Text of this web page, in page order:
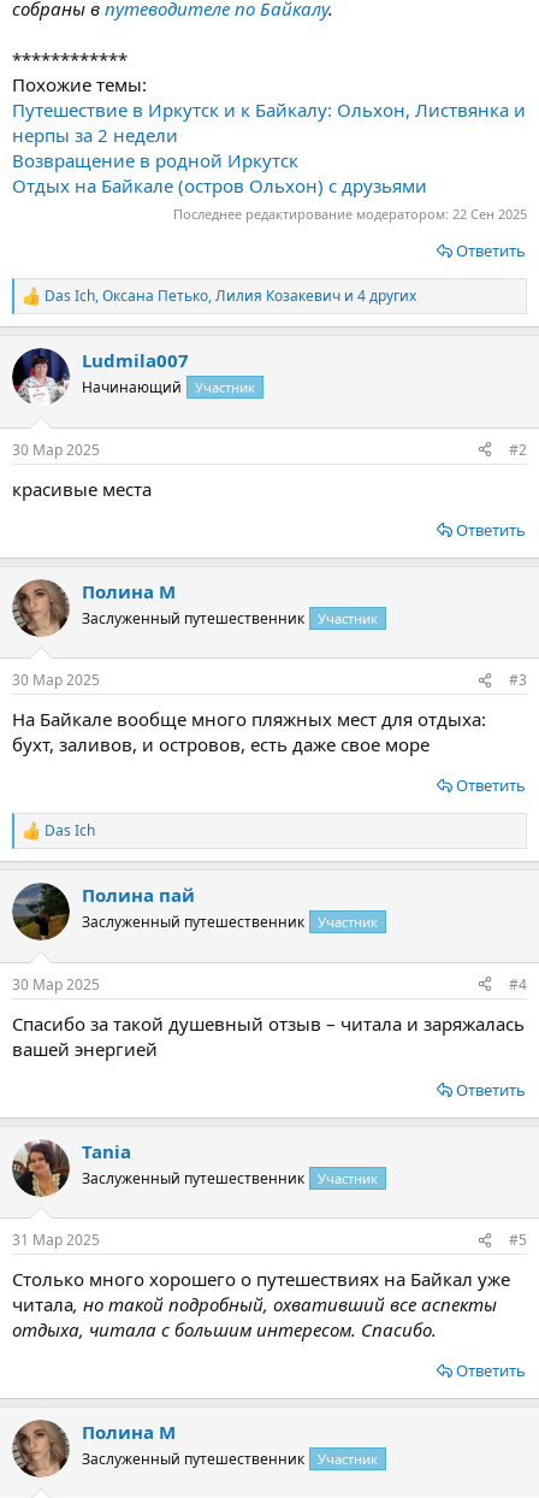
собраны в путеводителе по Байкалу.
************
Похожие темы:
Путешествие в Иркутск и к Байкалу: Ольхон, Листвянка и
нерпы за 2 недели
Возвращение в родной Иркутск
Отдых на Байкале (остров Ольхон) с друзьями
Последнее редактирование модератором: 22 Сен 2025
Ответить
Р
е
к
ц
и
Das Ich,Оксана Петько,Лилия Козакевич и 4 других
Ludmila007
Начинающий Участник
30 Мар 2025 #2
красивые места
Ответить
Полина М
Заслуженный путешественник Участник
30 Мар 2025 #3
На Байкале вообще много пляжных мест для отдыха:
бухт, заливов, и островов, есть даже свое море
Ответить
Р
е
к
ц
и
Das Ich
Полина пай
Заслуженный путешественник Участник
30 Мар 2025 #4
Спасибо за такой душевный отзыв – читала и заряжалась
вашей энергией
Ответить
Tania
Заслуженный путешественник Участник
31 Мар 2025 #5
Столько много хорошего о путешествиях на Байкал уже
читала, но такой подробный, охвативший все аспекты
отдыха, читала с большим интересом. Спасибо.
Ответить
Полина М
Заслуженный путешественник Участник